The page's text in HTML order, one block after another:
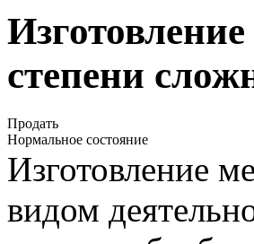
степени
Продать
Нормальное состояние
Изготовление
видом